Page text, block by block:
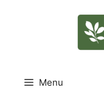
Menu